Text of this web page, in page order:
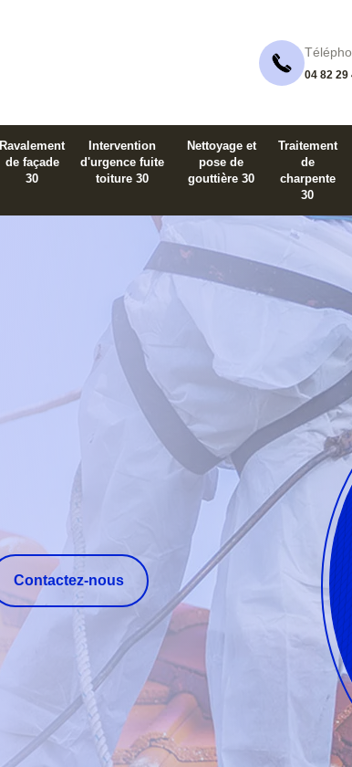
04 82 29
Ravalement
de façade
30
Intervention
d'urgence fuite
toiture 30
Nettoyage et
pose de
gouttière 30
Traitement
de
charpente
30
Contactez-nous